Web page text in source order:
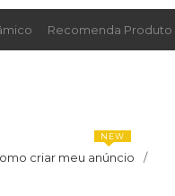
Recomenda Produto
criar meu anúncio /
NEW